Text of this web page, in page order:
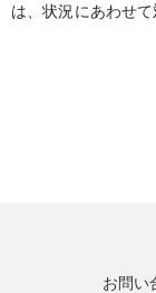
は、状況にあわせて
お問い